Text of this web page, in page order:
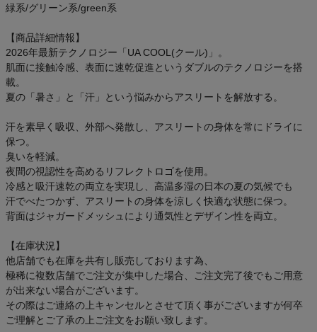
緑系/グリーン系/green系
【商品詳細情報】
2026年最新テクノロジー「UA COOL(クール)」。
肌面に接触冷感、表面に速乾促進というダブルのテクノロジーを搭
載。
夏の「暑さ」と「汗」という悩みからアスリートを解放する。
汗を素早く吸収、外部へ発散し、アスリートの身体を常にドライに
保つ。
臭いを軽減。
夜間の視認性を高めるリフレクトロゴを使用。
冷感と吸汗速乾の両立を実現し、高温多湿の日本の夏の気候でも
汗でべたつかず、アスリートの身体を涼しく快適な状態に保つ。
背面はジャガードメッシュにより通気性とデザイン性を両立。
【在庫状況】
他店舗でも在庫を共有し販売しております為、
極稀に複数店舗でご注文が集中した場合、ご注文完了後でもご用意
が出来ない場合がございます。
その際はご連絡の上キャンセルとさせて頂く事がございますが何卒
ご理解とご了承の上ご注文をお願い致します。